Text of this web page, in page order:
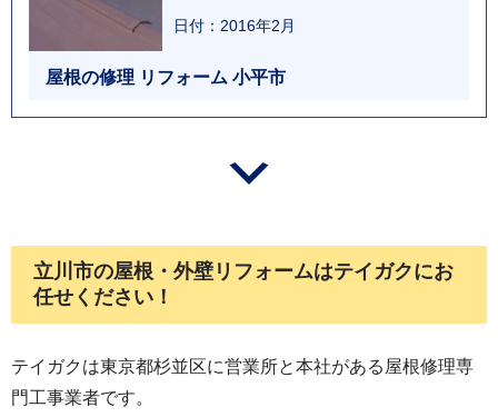
日付：2016年2月
屋根の修理 リフォーム 小平市
立川市の屋根・外壁リフォームはテイガクにお
任せください！
テイガクは東京都杉並区に営業所と本社がある屋根修理専
門工事業者です。